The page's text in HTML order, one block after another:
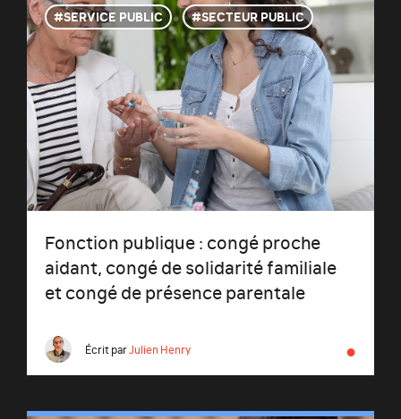
SERVICE PUBLIC
SECTEUR PUBLIC
Fonction publique : congé proche
aidant, congé de solidarité familiale
et congé de présence parentale
Écrit parJulien Henry ●